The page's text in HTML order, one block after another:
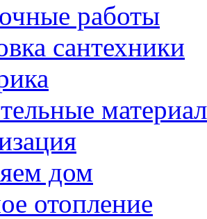
работы
сантехники
дом
отопление